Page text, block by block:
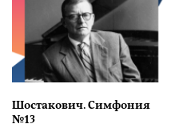
Шостакович. Симфония
№13